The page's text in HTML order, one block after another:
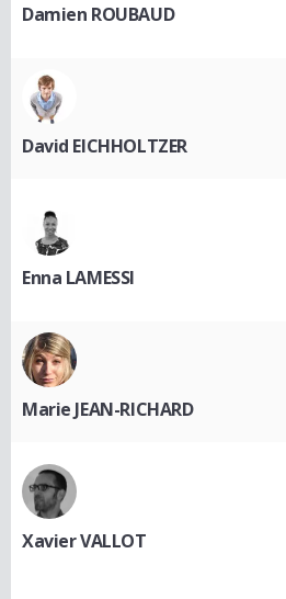
Damien ROUBAUD
David EICHHOLTZER
Enna LAMESSI
Marie JEAN-RICHARD
Xavier VALLOT